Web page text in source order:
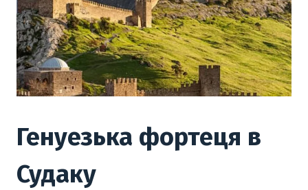
Генуезька фортеця в
Судаку